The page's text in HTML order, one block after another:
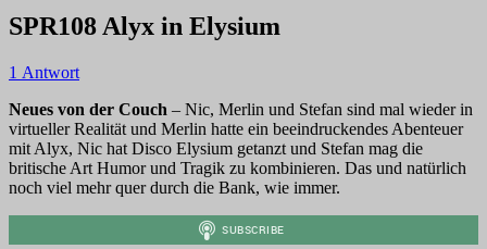
SPR108 Alyx in Elysium
1 Antwort
Neues von der Couch – Nic, Merlin und Stefan sind mal wieder in
virtueller Realität und Merlin hatte ein beeindruckendes Abenteuer
mit Alyx, Nic hat Disco Elysium getanzt und Stefan mag die
britische Art Humor und Tragik zu kombinieren. Das und natürlich
noch viel mehr quer durch die Bank, wie immer.